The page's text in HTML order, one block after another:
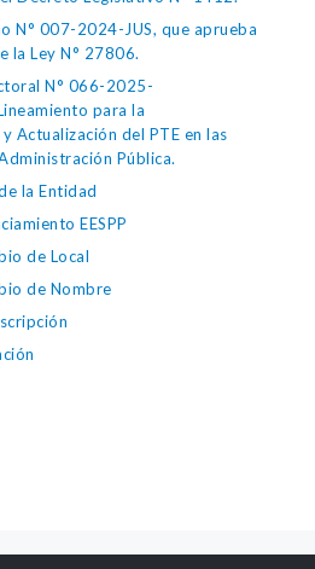
N° 007-2024-JUS, que aprueba
la Ley N° 27806.
N° 066-2025-
para la
Actualización del PTE en las
Pública.
la Entidad
EESPP
de Local
de Nombre